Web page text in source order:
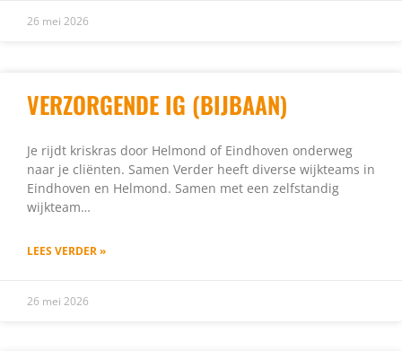
26 mei 2026
VERZORGENDE IG (BIJBAAN)
Je rijdt kriskras door Helmond of Eindhoven onderweg
naar je cliënten. Samen Verder heeft diverse wijkteams in
Eindhoven en Helmond. Samen met een zelfstandig
wijkteam…
LEES VERDER »
26 mei 2026